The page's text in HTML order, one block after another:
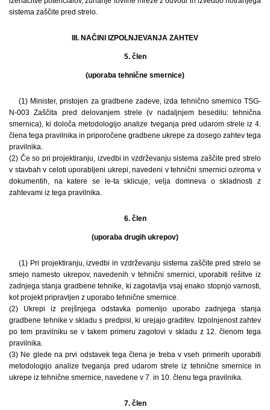
sistema zaščite pred strelo.
III. NAČINI IZPOLNJEVANJA ZAHTEV
5. člen
(uporaba tehnične smernice)
(1) Minister, pristojen za gradbene zadeve, izda tehnično smernico TSG-
N-003 Zaščita pred delovanjem strele (v nadaljnjem besedilu: tehnična
smernica), ki določa metodologijo analize tveganja pred udarom strele iz 4.
člena tega pravilnika in priporočene gradbene ukrepe za dosego zahtev tega
pravilnika.
(2) Če so pri projektiranju, izvedbi in vzdrževanju sistema zaščite pred strelo
v stavbah v celoti uporabljeni ukrepi, navedeni v tehnični smernici oziroma v
dokumentih, na katere se le-ta sklicuje, velja domneva o skladnosti z
zahtevami iz tega pravilnika.
6. člen
(uporaba drugih ukrepov)
(1) Pri projektiranju, izvedbi in vzdrževanju sistema zaščite pred strelo se
smejo namesto ukrepov, navedenih v tehnični smernici, uporabiti rešitve iz
zadnjega stanja gradbene tehnike, ki zagotavlja vsaj enako stopnjo varnosti,
kot projekt pripravljen z uporabo tehnične smernice.
(2) Ukrepi iz prejšnjega odstavka pomenijo uporabo zadnjega stanja
gradbene tehnike v skladu s predpisi, ki urejajo graditev. Izpolnjenost zahtev
po tem pravilniku se v takem primeru zagotovi v skladu z 12. členom tega
pravilnika.
(3) Ne glede na prvi odstavek tega člena je treba v vseh primerih uporabiti
metodologijo analize tveganja pred udarom strele iz tehnične smernice in
ukrepe iz tehnične smernice, navedene v 7. in 10. členu tega pravilnika.
7. člen